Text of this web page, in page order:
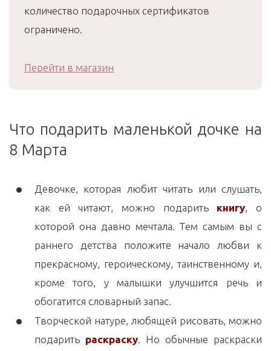
количество подарочных сертификатов
ограничено.
Перейти в магазин
Что подарить маленькой дочке на
8 Марта
Девочке, которая любит читать или слушать,
как ей читают, можно подарить книгу, о
которой она давно мечтала. Тем самым вы с
раннего детства положите начало любви к
прекрасному, героическому, таинственному и,
кроме того, у малышки улучшится речь и
обогатится словарный запас.
Творческой натуре, любящей рисовать, можно
подарить раскраску. Но обычные раскраски